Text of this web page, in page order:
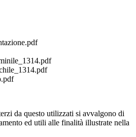
da questo utilizzati si avvalgono di
ed utili alle finalità illustrate nella